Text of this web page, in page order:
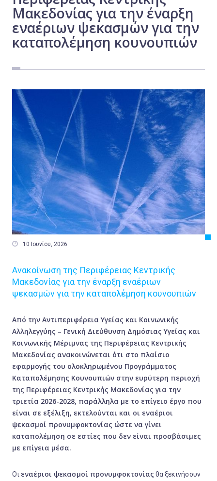
Μακεδονίας για την έναρξη
εναέριων ψεκασμών για την
καταπολέμηση κουνουπιών
 10 Ιουνίου, 2026
Ανακοίνωση της Περιφέρειας Κεντρικής
Μακεδονίας για την έναρξη εναέριων
ψεκασμών για την καταπολέμηση κουνουπιών
Από την Αντιπεριφέρεια Υγείας και Κοινωνικής
Αλληλεγγύης – Γενική Διεύθυνση Δημόσιας Υγείας και
Κοινωνικής Μέριμνας της Περιφέρειας Κεντρικής
Μακεδονίας ανακοινώνεται ότι στο πλαίσιο
εφαρμογής του ολοκληρωμένου Προγράμματος
Καταπολέμησης Κουνουπιών στην ευρύτερη περιοχή
της Περιφέρειας Κεντρικής Μακεδονίας για την
τριετία 2026-2028, παράλληλα με το επίγειο έργο που
είναι σε εξέλιξη, εκτελούνται και οι εναέριοι
ψεκασμοί προνυμφοκτονίας ώστε να γίνει
καταπολέμηση σε εστίες που δεν είναι προσβάσιμες
με επίγεια μέσα.
Οι εναέριοι ψεκασμοί προνυμφοκτονίας θα ξεκινήσουν
Εργασία
Ελλάδα
Κόσμος
Οικονομία
Πολιτική
Αστυνομικό Δελτίο